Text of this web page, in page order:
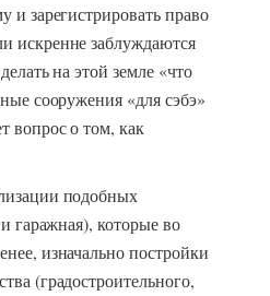
и зарегистрировать право
искренне заблуждаются
на этой земле «что
сооружения «для сэбэ»
вопрос о том, как
подобных
гаражная), которые во
изначально постройки
(градостроительного,